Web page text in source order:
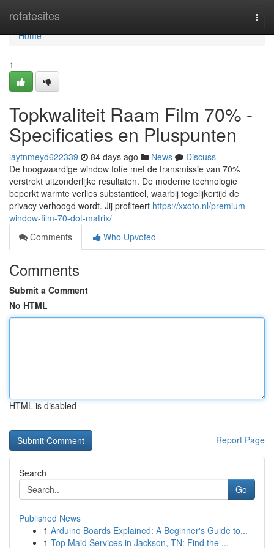
rotatesites
Home
Home
1
Topkwaliteit Raam Film 70% -
Specificaties en Pluspunten
laytnmeyd622339 84 days ago News
Discuss
De hoogwaardige window folíe met de transmissie van 70%
verstrekt uitzonderlijke resultaten. De moderne technologie
beperkt warmte verlies substantieel, waarbij tegelijkertijd de
privacy verhoogd wordt. Jij profiteert https://xxoto.nl/premium-
window-film-70-dot-matrix/
Comments
Who Upvoted
Comments
Submit a Comment
No HTML
HTML is disabled
Report Page
Search
Go
Published News
1 Arduino Boards Explained: A Beginner's Guide to...
1 Top Maid Services in Jackson, TN: Find the ...